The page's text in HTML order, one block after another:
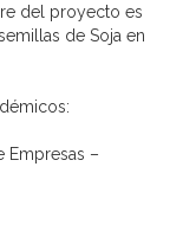
del proyecto es
de Soja en
Empresas –